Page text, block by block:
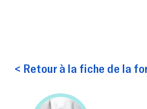
< Retour à la fiche de la